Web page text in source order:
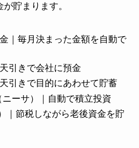
貯まります。
｜毎月決まった金額を自動で
引きで会社に預金
引きで目的にあわせて貯蓄
ーサ）｜自動で積立投資
｜節税しながら老後資金を貯